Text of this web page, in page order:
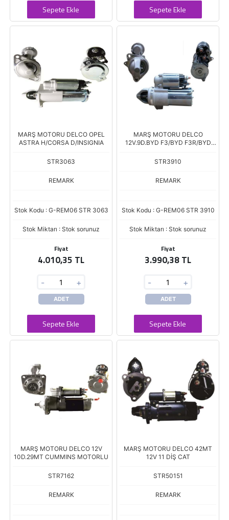
Sepete Ekle Sepete Ekle
MARŞ MOTORU DELCO OPEL
ASTRA H/CORSA D/INSIGNIA
STR3063
REMARK
Stok Kodu : G-REM06 STR 3063
Stok Miktarı : Stok sorunuz
Fiyat
4.010,35 TL
- +
ADET
Sepete Ekle
MARŞ MOTORU DELCO
12V.9D.BYD F3/BYD F3R/BYD
STR3910
REMARK
Stok Kodu : G-REM06 STR 3910
Stok Miktarı : Stok sorunuz
Fiyat
3.990,38 TL
- +
ADET
Sepete Ekle
MARŞ MOTORU DELCO 12V
10D.29MT CUMMINS MOTORLU
STR7162
REMARK
MARŞ MOTORU DELCO 42MT
12V 11 DİŞ CAT
STR50151
REMARK